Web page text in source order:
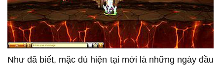
Như đã biết, mặc dù hiện tại mới là những ngày đầu